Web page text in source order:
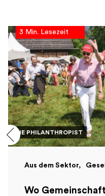
THE PHILANTHROPIST
3 Min. Lesezeit
Aus dem Sektor
Wo